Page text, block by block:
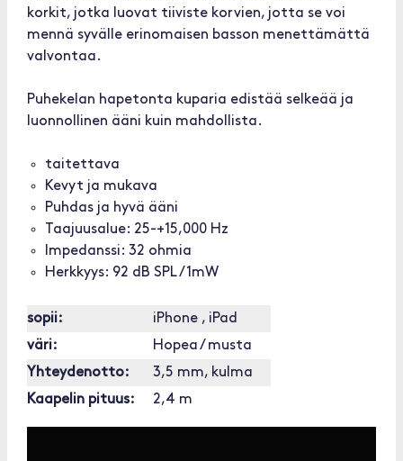
korkit, jotka luovat tiiviste korvien, jotta se voi
mennä syvälle erinomaisen basson menettämättä
valvontaa.
Puhekelan hapetonta kuparia edistää selkeää ja
luonnollinen ääni kuin mahdollista.
taitettava
Kevyt ja mukava
Puhdas ja hyvä ääni
Taajuusalue: 25-+15,000 Hz
Impedanssi: 32 ohmia
Herkkyys: 92 dB SPL / 1mW
sopii:
iPhone , iPad
väri:
Hopea / musta
Yhteydenotto:
3,5 mm, kulma
Kaapelin pituus:
2,4 m